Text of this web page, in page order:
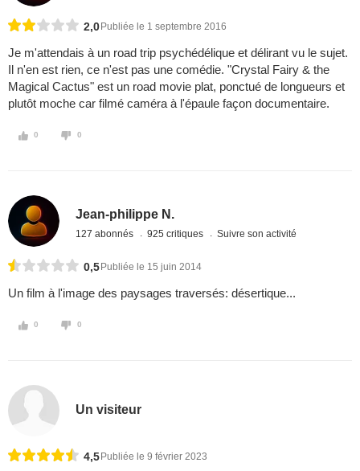
2,0 Publiée le 1 septembre 2016
Je m'attendais à un road trip psychédélique et délirant vu le sujet.
Il n'en est rien, ce n'est pas une comédie. "Crystal Fairy & the
Magical Cactus" est un road movie plat, ponctué de longueurs et
plutôt moche car filmé caméra à l'épaule façon documentaire.
0 0
Jean-philippe N.
127 abonnés 925 critiques Suivre son activité
0,5 Publiée le 15 juin 2014
Un film à l'image des paysages traversés: désertique...
0 0
Un visiteur
4,5 Publiée le 9 février 2023